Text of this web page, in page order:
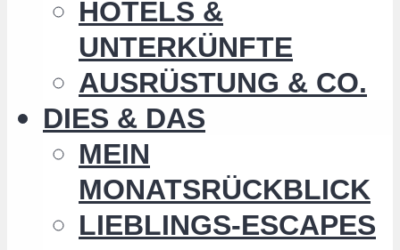
HOTELS &
UNTERKÜNFTE
AUSRÜSTUNG & CO.
DIES & DAS
MEIN
MONATSRÜCKBLICK
LIEBLINGS-ESCAPES